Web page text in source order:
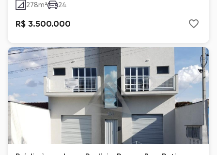
278m² 24
R$ 3.500.000